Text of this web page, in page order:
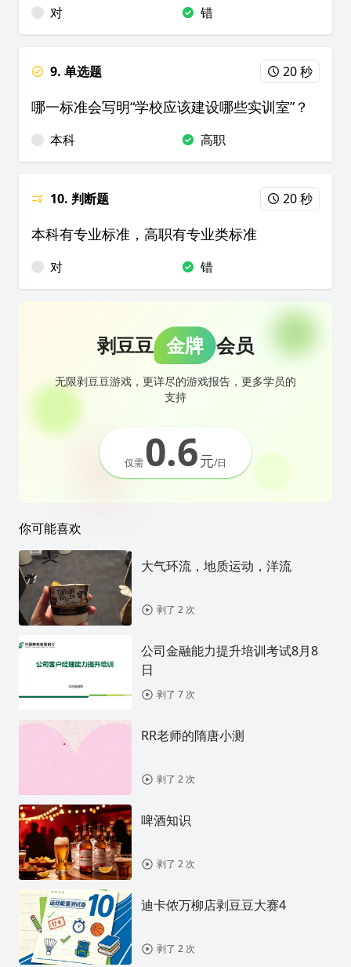
对 错
9. 单选题 20 秒
哪一标准会写明“学校应该建设哪些实训室”？
本科 高职
10. 判断题 20 秒
本科有专业标准，高职有专业类标准
对 错
剥豆豆 金牌 会员
无限剥豆豆游戏，更详尽的游戏报告，更多学员的
支持
仅需0.6元/日
你可能喜欢
大气环流，地质运动，洋流
剥了 2 次
公司金融能力提升培训考试8月8
日
剥了 7 次
RR老师的隋唐小测
剥了 2 次
啤酒知识
剥了 2 次
迪卡侬万柳店剥豆豆大赛4
剥了 2 次